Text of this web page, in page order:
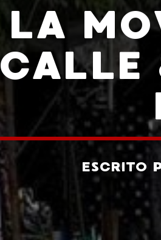
LA
CALLE
ESCRITO